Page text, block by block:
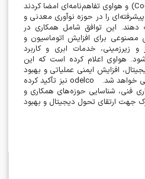
و هواوی تفاهم‌نامه‌ای امضا کردند
را در حوزه نوآوری معدنی و
دهند. این توافق شامل همکاری در
برای افزایش اتوماسیون و
و زیرزمینی، خدمات ابری و کاربرد
هواوی اعلام کرده است که این
افزایش ایمنی عملیاتی و بهبود
خواهد شد.
odelcoنبز تأکید کرده
فنی، شناسایی حوزه‌های همکاری و
جهت ارتقای تحول دیجیتال و بهبود